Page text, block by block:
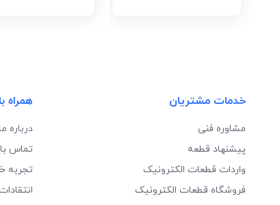
خدمات مشتریان
مشاوره فنی
پیشنهاد قطعه
واردات قطعات الکترونیک
فروشگاه قطعات الکترونیک
همراه
درباره
تماس
تجربه